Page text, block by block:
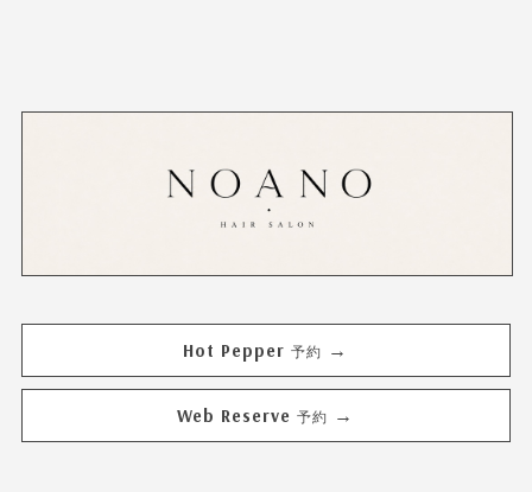
Hot Pepper 予約 →
Web Reserve 予約 →